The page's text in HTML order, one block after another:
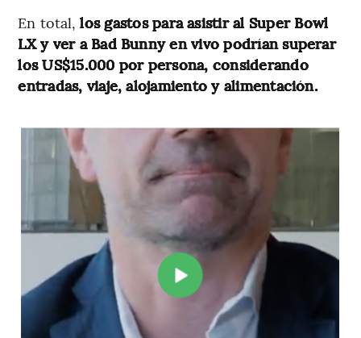
En total,los gastos para asistir al Super Bowl
LX y ver a Bad Bunny en vivo podrían superar
los US$15.000 por persona, considerando
entradas, viaje, alojamiento y alimentación.